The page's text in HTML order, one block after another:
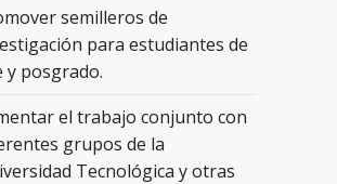
semilleros de
para estudiantes de
y posgrado.
el trabajo conjunto con
grupos de la
Tecnológica y otras